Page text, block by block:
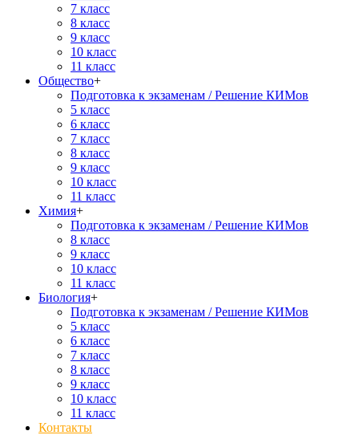
7 класс
8 класс
9 класс
10 класс
11 класс
Общество+
Подготовка к экзаменам / Решение КИМов
5 класс
6 класс
7 класс
8 класс
9 класс
10 класс
11 класс
Химия+
Подготовка к экзаменам / Решение КИМов
8 класс
9 класс
10 класс
11 класс
Биология+
Подготовка к экзаменам / Решение КИМов
5 класс
6 класс
7 класс
8 класс
9 класс
10 класс
11 класс
Контакты